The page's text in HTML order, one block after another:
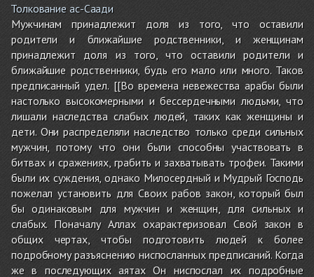
Толкование ас-Саади
Мужчинам принадлежит доля из того, что оставили
родители и ближайшие родственники, и женщинам
принадлежит доля из того, что оставили родители и
ближайшие родственники, будь его мало или много. Таков
предписанный удел. [[Во времена невежества арабы были
настолько высокомерными и бессердечными людьми, что
лишали наследства слабых людей, таких как женщины и
дети. Они распределяли наследство только среди сильных
мужчин, потому что они были способны участвовать в
битвах и сражениях, грабить и захватывать трофеи. Такими
были их суждения, однако Милосердный и Мудрый Господь
пожелал установить для Своих рабов закон, который был
бы одинаковым для мужчин и женщин, для сильных и
слабых. Поначалу Аллах охарактеризовал Свой закон в
общих чертах, чтобы подготовить людей к более
подробному разъяснению ниспосланных предписаний. Когда
же в последующих аятах Он ниспослал их подробные